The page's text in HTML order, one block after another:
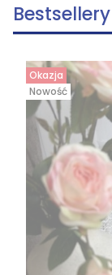
Okazja
Nowość